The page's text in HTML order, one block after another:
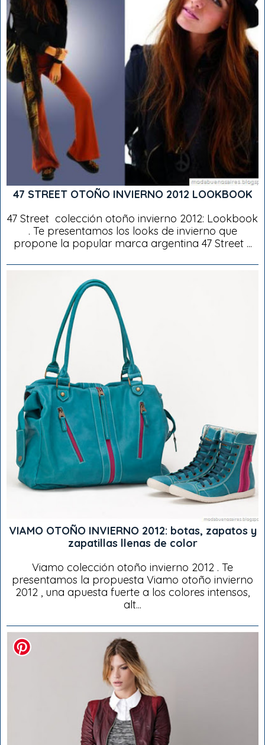
47 STREET OTOÑO INVIERNO 2012 LOOKBOOK
47 Street colección otoño invierno 2012: Lookbook
. Te presentamos los looks de invierno que
propone la popular marca argentina 47 Street ...
VIAMO OTOÑO INVIERNO 2012: botas, zapatos y
zapatillas llenas de color
Viamo colección otoño invierno 2012 . Te
presentamos la propuesta Viamo otoño invierno
2012 , una apuesta fuerte a los colores intensos,
alt...